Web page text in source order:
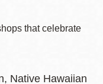
that celebrate
Native Hawaiian